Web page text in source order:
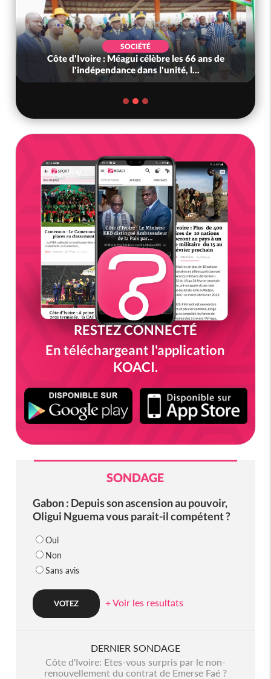
SOCIÉTÉ
Côte d'Ivoire : Méagui célèbre les 66 ans de
l'indépendance dans l'unité, l...
RESTEZ CONNECTÉ
En téléchargeant l'application
KOACI.
SONDAGE
Gabon : Depuis son ascension au pouvoir,
Oligui Nguema vous parait-il compétent ?
Oui
Non
Sans avis
+ Voir les resultats
DERNIER SONDAGE
Côte d'Ivoire: Etes-vous surpris par le non-
renouvellement du contrat de Emerse Faé ?